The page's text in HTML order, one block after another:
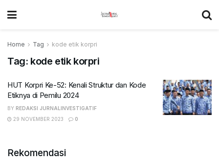
Home Tag kode etik korpri
Tag: kode etik korpri
HUT Korpri Ke-52: Kenali Struktur dan Kode
Etiknya di Pemilu 2024
BY REDAKSI JURNALINVESTIGATIF
29 NOVEMBER 2023
0
Rekomendasi